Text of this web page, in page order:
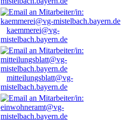
kaemmerei@vg-
mistelbach.bayern.de
mitteilungsblatt@vg-
mistelbach.bayern.de